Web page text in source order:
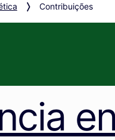
Contribuições